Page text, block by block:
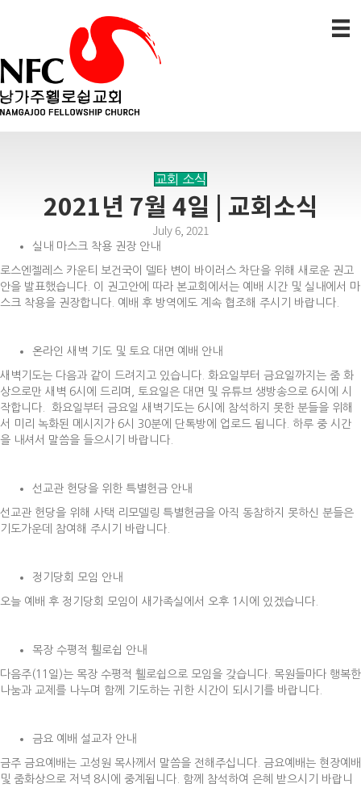
교회 소식
2021년 7월 4일 | 교회소식
July 6, 2021
실내 마스크 착용 권장 안내
로스엔젤레스 카운티 보건국이 델타 변이 바이러스 차단을 위해 새로운 권고
안을 발표했습니다. 이 권고안에 따라 본교회에서는 예배 시간 및 실내에서 마
스크 착용을 권장합니다. 예배 후 방역에도 계속 협조해 주시기 바랍니다.
온라인 새벽 기도 및 토요 대면 예배 안내
새벽기도는 다음과 같이 드려지고 있습니다. 화요일부터 금요일까지는 줌 화
상으로만 새벽 6시에 드리며, 토요일은 대면 및 유튜브 생방송으로 6시에 시
작합니다. 화요일부터 금요일 새벽기도는 6시에 참석하지 못한 분들을 위해
서 미리 녹화된 메시지가 6시 30분에 단톡방에 업로드 됩니다. 하루 중 시간
을 내셔서 말씀을 들으시기 바랍니다.
선교관 헌당을 위한 특별헌금 안내
선교관 헌당을 위해 사택 리모델링 특별헌금을 아직 동참하지 못하신 분들은
기도가운데 참여해 주시기 바랍니다.
정기당회 모임 안내
오늘 예배 후 정기당회 모임이 새가족실에서 오후 1시에 있겠습니다.
목장 수평적 휄로쉽 안내
다음주(11일)는 목장 수평적 휄로쉽으로 모임을 갖습니다. 목원들마다 행복한
나눔과 교제를 나누며 함께 기도하는 귀한 시간이 되시기를 바랍니다.
금요 예배 설교자 안내
금주 금요예배는 고성원 목사께서 말씀을 전해주십니다. 금요예배는 현장예배
및 줌화상으로 저녁 8시에 중계됩니다. 함께 참석하여 은혜 받으시기 바랍니